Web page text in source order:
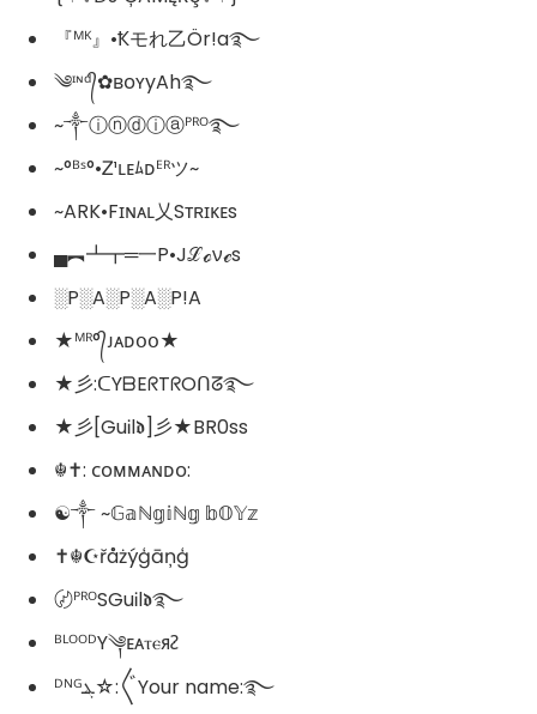
『ᴹᴷ』•Ҟモれ乙Ör!a࿐
༄ᶦᶰᵈ᭄✿ʙᴏʏyAh࿐
~༒ⓘⓝⓓⓘⓐᴾᴿᴼ࿐
~°ᴮˢ°•Ꮓ¹ʟᴇﾑᴅᴱᴿツ~
~ARK•Fɪɴᴀʟ乂Sᴛʀɪᴋᴇs
▄︻┻┳═一P•Jℒℴνℯs
░P░A░P░A░P!A
★ᴹᴿ°᭄ᴊᴀᴅօօ★
★彡:ᑕYᗷEᖇTᖇOᑎᘔ࿐
★彡[GuᎥl𝖉]彡★BR0ss
☬✝: ᴄᴏᴍᴍᴀɴᴅᴏ:
☯༒ ~𝔾𝕒ℕ𝕘𝕚ℕ𝕘 𝕓𝕆𝕐𝕫
✝☬☪řåżýģāņģ
〄ᴾᴿᴼSGuᎥl𝖉࿐
ᴮᴸᴼᴼᴰY༆ᴇᴀⲧⲉᴙᴤ
ᴰᴺᴳܔ☆:〲Your name:࿐